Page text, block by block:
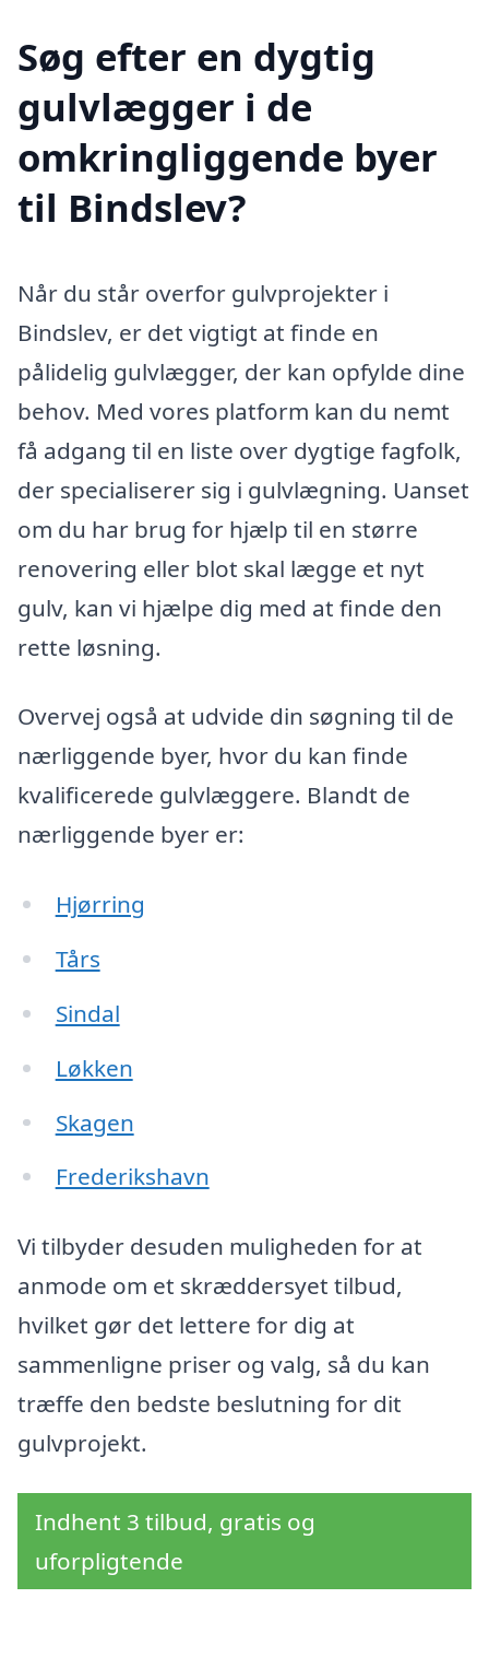
Søg efter en dygtig
gulvlægger i de
omkringliggende byer
til Bindslev?
Når du står overfor gulvprojekter i
Bindslev, er det vigtigt at finde en
pålidelig gulvlægger, der kan opfylde dine
behov. Med vores platform kan du nemt
få adgang til en liste over dygtige fagfolk,
der specialiserer sig i gulvlægning. Uanset
om du har brug for hjælp til en større
renovering eller blot skal lægge et nyt
gulv, kan vi hjælpe dig med at finde den
rette løsning.
Overvej også at udvide din søgning til de
nærliggende byer, hvor du kan finde
kvalificerede gulvlæggere. Blandt de
nærliggende byer er:
Hjørring
Tårs
Sindal
Løkken
Skagen
Frederikshavn
Vi tilbyder desuden muligheden for at
anmode om et skræddersyet tilbud,
hvilket gør det lettere for dig at
sammenligne priser og valg, så du kan
træffe den bedste beslutning for dit
gulvprojekt.
Indhent 3 tilbud, gratis og
uforpligtende